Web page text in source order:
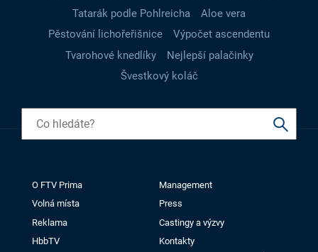
Tatarák podle Pohlreicha
Aloe vera
Pěstování lichořeřišnice
Výpočet ascendentu
Tvarohové knedlíky
Nejlepší palačinky
Švestkový koláč
O FTV Prima
Management
Volná místa
Press
Reklama
Castingy a výzvy
HbbTV
Kontakty